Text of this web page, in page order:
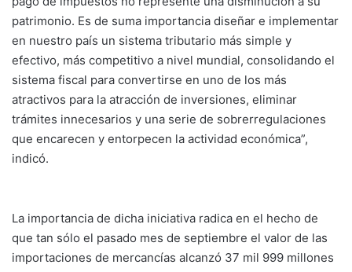
patrimonio. Es de suma importancia diseñar e implementar
en nuestro país un sistema tributario más simple y
efectivo, más competitivo a nivel mundial, consolidando el
sistema fiscal para convertirse en uno de los más
atractivos para la atracción de inversiones, eliminar
trámites innecesarios y una serie de sobrerregulaciones
que encarecen y entorpecen la actividad económica”,
indicó.
La importancia de dicha iniciativa radica en el hecho de
que tan sólo el pasado mes de septiembre el valor de las
importaciones de mercancías alcanzó 37 mil 999 millones